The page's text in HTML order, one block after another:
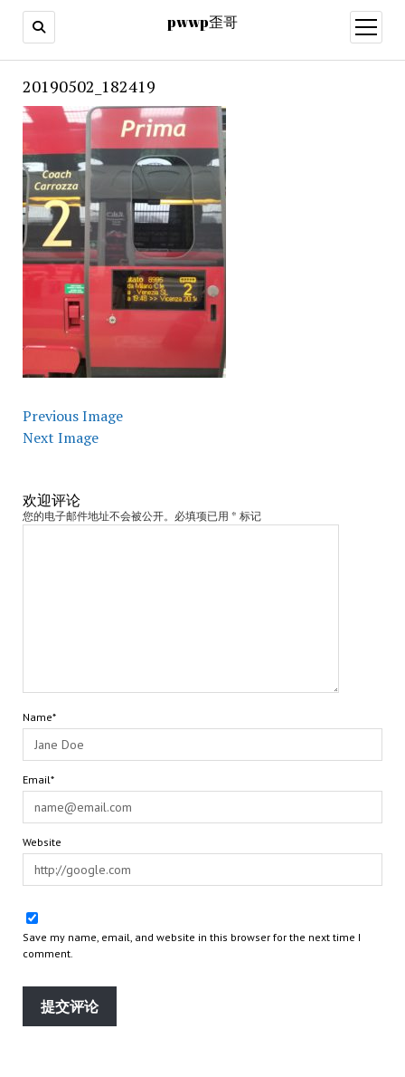
pwwp歪哥
open
menu
20190502_182419
Previous Image
Next Image
欢迎评论
您的电子邮件地址不会被公开。必填项已用 * 标记
Name*
Email*
Website
Save my name, email, and website in this browser for the next time I
comment.